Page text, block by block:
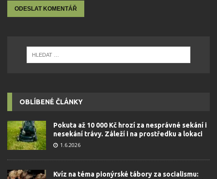
OBLÍBENÉ ČLÁNKY
Pokuta až 10 000 Kč hrozí za nesprávné sekání i
nesekání trávy. Záleží i na prostředku a lokaci
1.6.2026
Kvíz na téma pionýrské tábory za socialismu: